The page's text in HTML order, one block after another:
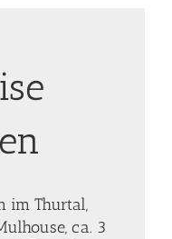
im Thurtal,
ca. 3